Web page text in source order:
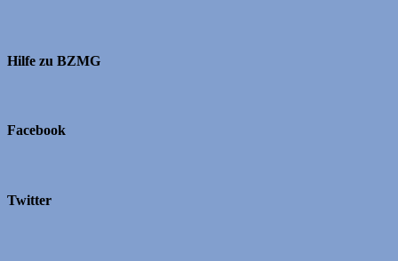
Hilfe zu BZMG
Facebook
Twitter